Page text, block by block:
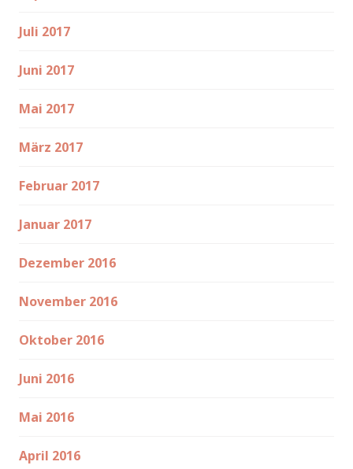
Juli 2017
Juni 2017
Mai 2017
März 2017
Februar 2017
Januar 2017
Dezember 2016
November 2016
Oktober 2016
Juni 2016
Mai 2016
April 2016